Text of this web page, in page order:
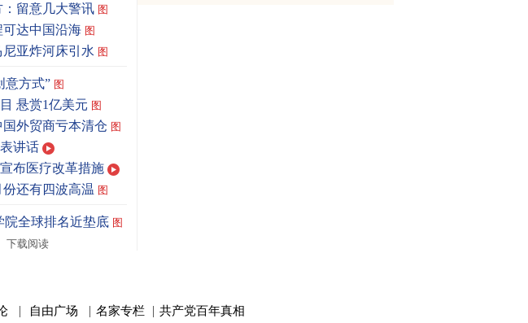
留意几大警讯 图
可达中国沿海 图
亚炸河床引水 图
意方式” 图
悬赏1亿美元 图
外贸商亏本清仓 图
讲话
布医疗改革措施
还有四波高温 图
院全球排名近垫底 图
下载阅读
| 自由广场 | 名家专栏 | 共产党百年真相